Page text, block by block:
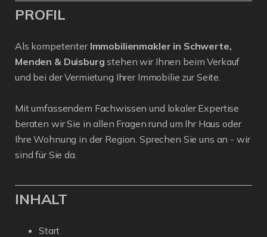
PROFIL
Als kompetenter Immobilienmakler in Schwerte,
Menden & Duisburg stehen wir Ihnen beim Verkauf
und bei der Vermietung Ihrer Immobilie zur Seite.
Mit umfassendem Fachwissen und lokaler Expertise
beraten wir Sie in allen Fragen rund um Ihr Haus oder
Ihre Wohnung in der Region. Sprechen Sie uns an - wir
sind für Sie da.
INHALT
Start